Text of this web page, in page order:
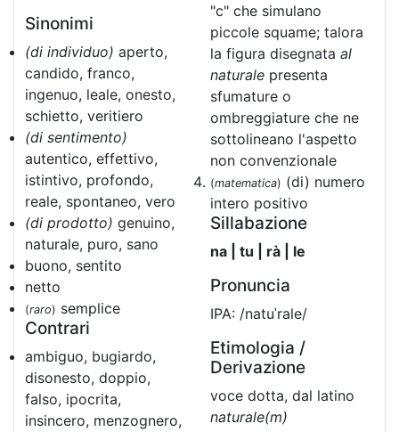
Sinonimi
(di individuo) aperto,
candido, franco,
ingenuo, leale, onesto,
schietto, veritiero
(di sentimento)
autentico, effettivo,
istintivo, profondo,
reale, spontaneo, vero
(di prodotto) genuino,
naturale, puro, sano
buono, sentito
netto
(raro) semplice
Contrari
ambiguo, bugiardo,
disonesto, doppio,
falso, ipocrita,
insincero, menzognero,
"c" che simulano
piccole squame; talora
la figura disegnata al
naturale presenta
sfumature o
ombreggiature che ne
sottolineano l'aspetto
non convenzionale
(matematica) (di) numero
intero positivo
Sillabazione
na | tu | rà | le
Pronuncia
IPA: /natuˈrale/
Etimologia /
Derivazione
voce dotta, dal latino
naturale(m)